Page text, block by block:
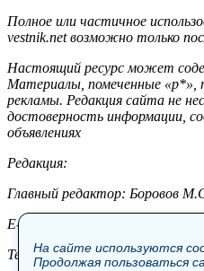
Полное или частичное
vestnik.net возможно только
Настоящий ресурс может
Материалы, помеченные «р*»,
рекламы. Редакция сайта не
достоверность информации,
объявлениях
Редакция:
Главный редактор: Боровов
E-mail: site@vestnik.net,
Тел.: +7 (921) 720-00-97
На сайте используются
Продолжая пользоваться